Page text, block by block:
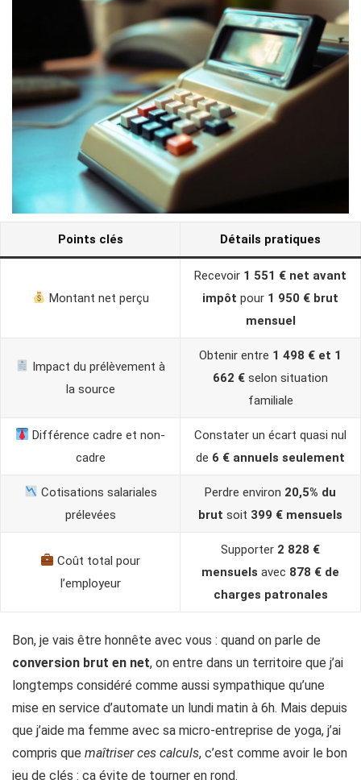
Points clés Détails pratiques
Montant net perçu
Recevoir 1 551 € net avant
impôt pour 1 950 € brut
mensuel
Impact du prélèvement à
la source
Obtenir entre 1 498 € et 1
662 € selon situation
familiale
Différence cadre et non-
cadre
Constater un écart quasi nul
de 6 € annuels seulement
Cotisations salariales
prélevées
Perdre environ 20,5% du
brut soit 399 € mensuels
Coût total pour
l’employeur
Supporter 2 828 €
mensuels avec 878 € de
charges patronales
Bon, je vais être honnête avec vous : quand on parle de
conversion brut en net, on entre dans un territoire que j’ai
longtemps considéré comme aussi sympathique qu’une
mise en service d’automate un lundi matin à 6h. Mais depuis
que j’aide ma femme avec sa micro-entreprise de yoga, j’ai
compris que maîtriser ces calculs, c’est comme avoir le bon
jeu de clés : ça évite de tourner en rond.